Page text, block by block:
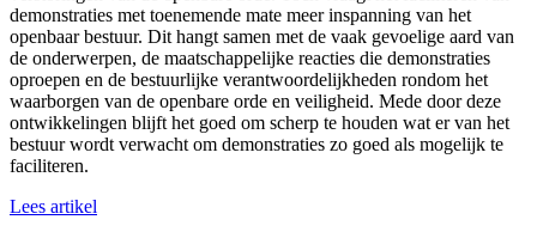
demonstraties met toenemende mate meer inspanning van het
openbaar bestuur. Dit hangt samen met de vaak gevoelige aard van
de onderwerpen, de maatschappelijke reacties die demonstraties
oproepen en de bestuurlijke verantwoordelijkheden rondom het
waarborgen van de openbare orde en veiligheid. Mede door deze
ontwikkelingen blijft het goed om scherp te houden wat er van het
bestuur wordt verwacht om demonstraties zo goed als mogelijk te
faciliteren.
Lees artikel